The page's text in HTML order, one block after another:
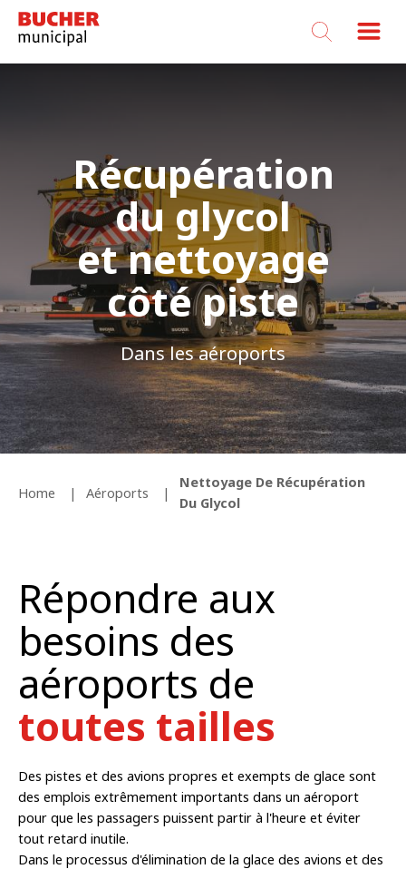
Bucher
Municipal
Récupération
du glycol
et nettoyage
côté piste
Dans les aéroports
Home Aéroports
Nettoyage De Récupération
Du Glycol
Répondre aux
besoins des
aéroports de
toutes tailles
Des pistes et des avions propres et exempts de glace sont
des emplois extrêmement importants dans un aéroport
pour que les passagers puissent partir à l'heure et éviter
tout retard inutile.
Dans le processus d'élimination de la glace des avions et des